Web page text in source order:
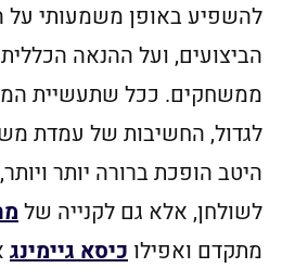
להשפיע באופן משמעותי על
הביצועים, ועל ההנאה
ממשחקים. ככל שתעשיית
לגדול, החשיבות של עמדת
היטב הופכת ברורה יותר
לשולחן, אלא גם לקנייה של
מתקדם ואפילו כיסא גיימינג